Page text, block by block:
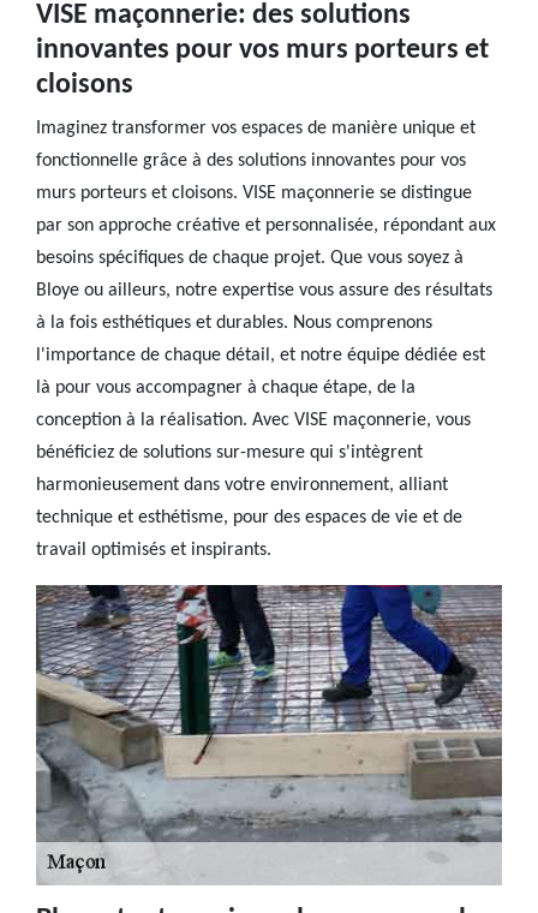
VISE maçonnerie: des solutions
innovantes pour vos murs porteurs et
cloisons
Imaginez transformer vos espaces de manière unique et
fonctionnelle grâce à des solutions innovantes pour vos
murs porteurs et cloisons. VISE maçonnerie se distingue
par son approche créative et personnalisée, répondant aux
besoins spécifiques de chaque projet. Que vous soyez à
Bloye ou ailleurs, notre expertise vous assure des résultats
à la fois esthétiques et durables. Nous comprenons
l'importance de chaque détail, et notre équipe dédiée est
là pour vous accompagner à chaque étape, de la
conception à la réalisation. Avec VISE maçonnerie, vous
bénéficiez de solutions sur-mesure qui s'intègrent
harmonieusement dans votre environnement, alliant
technique et esthétisme, pour des espaces de vie et de
travail optimisés et inspirants.